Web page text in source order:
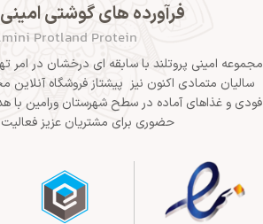
فرآورده های گوشتی امینی
Protland Protein
مجموعه امینی پروتلند با سابقه ای درخشان در امر
سالیان متمادی اکنون نیز پیشتاز فروشگاه
فودی و غذاهای آماده در سطح شهرستان ورامین با
حضوری برای مشتریان عزیز